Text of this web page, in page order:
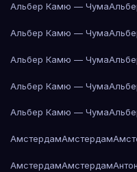
Альбер Камю — Чума
Альбер Камю — Чума
Альбер Камю — Чума
Альбер Камю — Чума
Альбер Камю — Чума
АмстердамАмстердам
АмстердамАмстердам